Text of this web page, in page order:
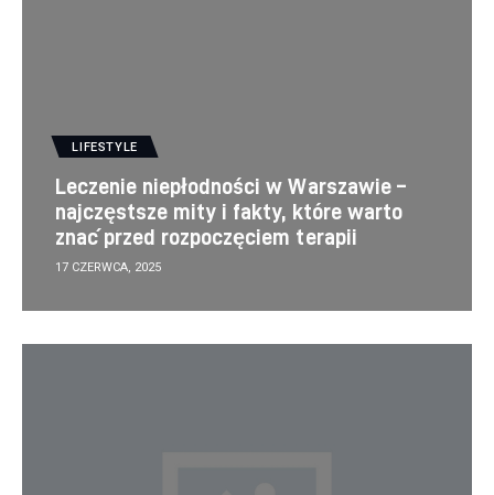
LIFESTYLE
Leczenie niepłodności w Warszawie –
najczęstsze mity i fakty, które warto
znać przed rozpoczęciem terapii
17 CZERWCA, 2025